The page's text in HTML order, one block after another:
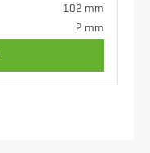
102 mm
2 mm